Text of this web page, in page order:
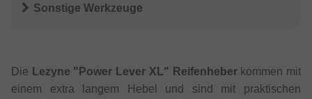
Sonstige Werkzeuge
Die Lezyne "Power Lever XL" Reifenheberkommen mit
einem extra langem Hebel und sind mit praktischen